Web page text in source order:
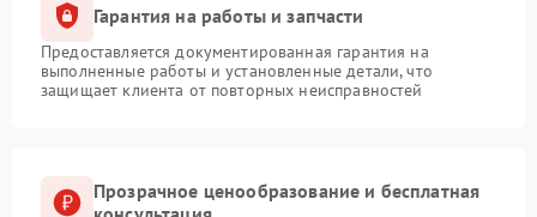
Гарантия на работы и запчасти
Предоставляется документированная гарантия на
выполненные работы и установленные детали, что
защищает клиента от повторных неисправностей
Прозрачное ценообразование и бесплатная